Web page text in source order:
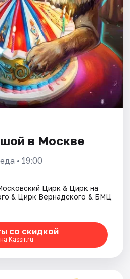
в Москве
• 19:00
Цирк & Цирк на
& Цирк Вернадского & БМЦ
со скидкой
на Kassir.ru